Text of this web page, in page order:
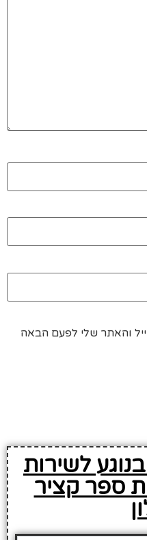
והאתר שלי לפעם הבאה
לשירות
ספר קציר